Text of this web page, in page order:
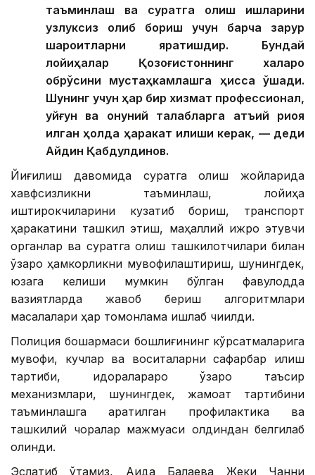
таъминлаш ва суратга олиш ишларини
узлуксиз олиб бориш учун барча зарур
шароитларни яратишдир. Бундай
лойиҳалар Қозоғистоннинг халқаро
обрўсини мустаҳкамлашга ҳисса қўшади.
Шунинг учун ҳар бир хизмат профессионал,
уйғун ва қонуний талабларга қатъий риоя
қилган ҳолда ҳаракат қилиши керак, — деди
Айдин Қабдулдинов.
Йиғилиш давомида суратга олиш жойларида
хавфсизликни таъминлаш, лойиҳа
иштирокчиларини кузатиб бориш, транспорт
ҳаракатини ташкил этиш, маҳаллий ижро этувчи
органлар ва суратга олиш ташкилотчилари билан
ўзаро ҳамкорликни мувофиқлаштириш, шунингдек,
юзага келиши мумкин бўлган фавқулодда
вазиятларда жавоб бериш алгоритмлари
масалалари ҳар томонлама ишлаб чиқилди.
Полиция бошқармаси бошлиғининг кўрсатмаларига
мувофиқ, кучлар ва воситаларни сафарбар қилиш
тартиби, идоралараро ўзаро таъсир
механизмлари, шунингдек, жамоат тартибини
таъминлашга қаратилган профилактика ва
ташкилий чоралар мажмуаси олдиндан белгилаб
олинди.
Эслатиб ўтамиз, Аида Балаева Жеки Чанни